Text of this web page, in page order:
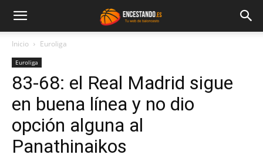
Inicio Euroliga
Euroliga
83-68: el Real Madrid sigue
en buena línea y no dio
opción alguna al
Panathinaikos